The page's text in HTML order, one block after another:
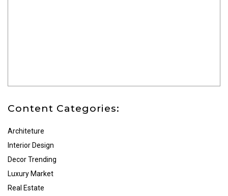
Content Categories:
Architeture
Interior Design
Decor Trending
Luxury Market
Real Estate